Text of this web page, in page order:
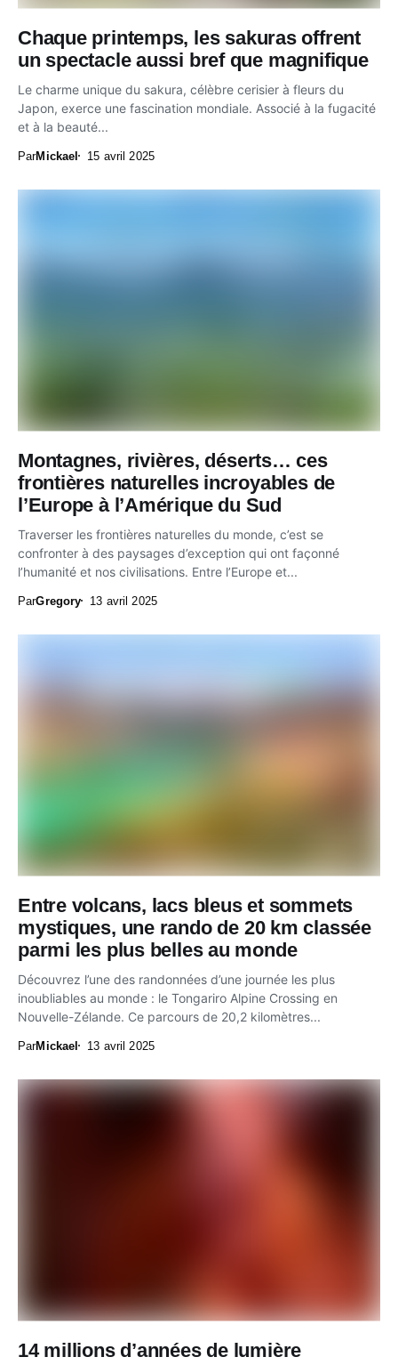
Chaque printemps, les sakuras offrent
un spectacle aussi bref que magnifique
Le charme unique du sakura, célèbre cerisier à fleurs du
Japon, exerce une fascination mondiale. Associé à la fugacité
et à la beauté...
ParMickael 15 avril 2025
Montagnes, rivières, déserts… ces
frontières naturelles incroyables de
l’Europe à l’Amérique du Sud
Traverser les frontières naturelles du monde, c’est se
confronter à des paysages d’exception qui ont façonné
l’humanité et nos civilisations. Entre l’Europe et...
ParGregory 13 avril 2025
Entre volcans, lacs bleus et sommets
mystiques, une rando de 20 km classée
parmi les plus belles au monde
Découvrez l’une des randonnées d’une journée les plus
inoubliables au monde : le Tongariro Alpine Crossing en
Nouvelle-Zélande. Ce parcours de 20,2 kilomètres...
ParMickael 13 avril 2025
14 millions d’années de lumière